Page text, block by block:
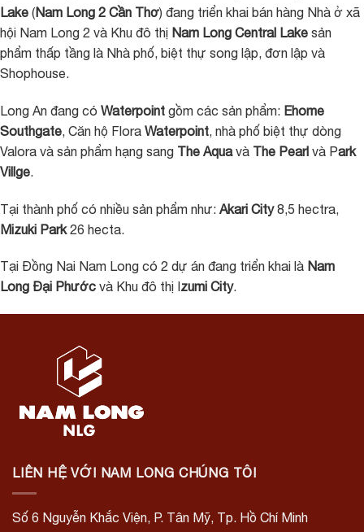
Lake (Nam Long 2 Cần Thơ) đang triển khai bán hàng Nhà ở xã
hội Nam Long 2 và Khu đô thị Nam Long Central Lake sản
phẩm thấp tầng là Nhà phố, biệt thự song lập, đơn lập và
Shophouse.
Long An đang có Waterpoint gồm các sản phẩm: Ehome
Southgate, Căn hộ Flora Waterpoint, nhà phố biệt thự dòng
Valora và sản phẩm hạng sang The Aquavà The Pearl và Park
Villge.
Tại thành phố có nhiều sản phẩm như: Akari City8,5 hectra,
Mizuki Park26 hecta.
Tại Đồng Nai Nam Long có 2 dự án đang triển khai là Nam
Long Đại Phước và Khu đô thị I zumi City.
LIÊN HỆ VỚI NAM LONG CHÚNG TÔI
Số 6 Nguyễn Khắc Viện, P. Tân Mỹ, Tp. Hồ Chí Minh